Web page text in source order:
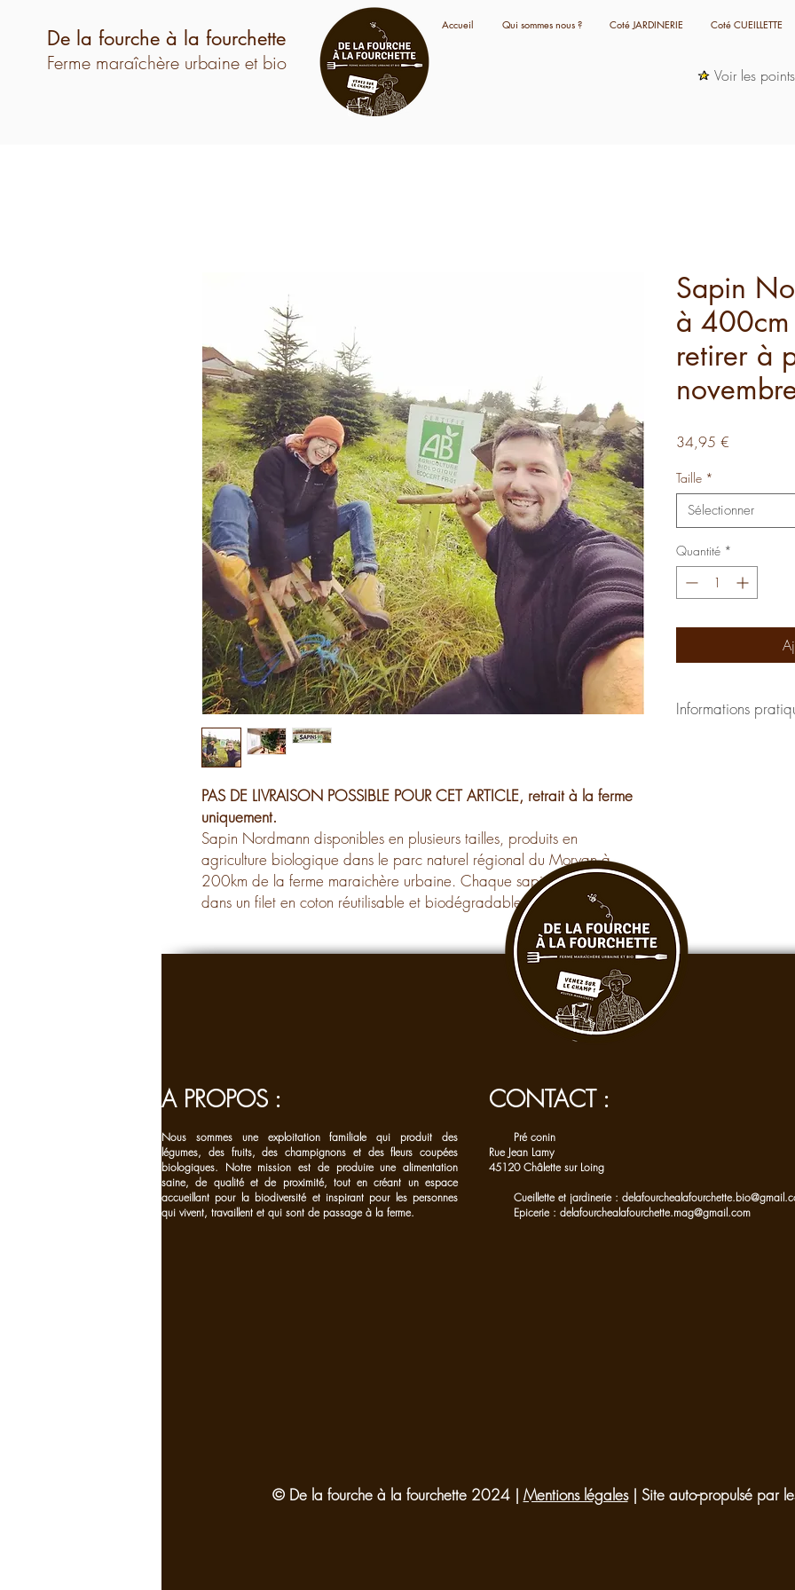
De la fourche à la fourchette
Ferme maraîchère urbaine et bio
Accueil Qui sommes nous ? Coté JARDINERIE Coté CUEILLETTE
Voir les points
PAS DE LIVRAISON POSSIBLE POUR CET ARTICLE, retrait à la ferme
uniquement.
Sapin Nordmann disponibles en plusieurs tailles, produits en
agriculture biologique dans le parc naturel régional du Morvan à
200km de la ferme maraichère urbaine. Chaque sapin est emballé
dans un filet en coton réutilisable et biodégradable.
Sapin
à
retirer à
34,95 €
Taille *
Sélectionner
Quantité *
Informations
A PROPOS :
Nous sommes une exploitation familiale qui produit des
légumes, des fruits, des champignons et des fleurs coupées
biologiques. Notre mission est de produire une alimentation
saine, de qualité et de proximité, tout en créant un espace
accueillant pour la biodiversité et inspirant pour les personnes
qui vivent, travaillent et qui sont de passage à la ferme.
CONTACT :
Pré conin
Rue Jean Lamy
45120 Châlette sur Loing
Cueillette et jardinerie :
Epicerie : delafourchealafourchette.mag@gmail.com
© De la fourche à la fourchette 2024 | Mentions légales| Site auto-propulsé par